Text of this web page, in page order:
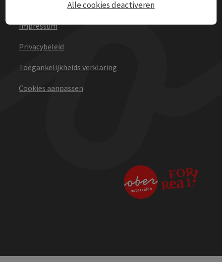
Impressum
Privacybeleid
Toegankelijkheids verklaring
Cookies aanpassen
Alle cookies deactiveren